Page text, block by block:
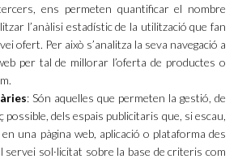
ens permeten quantificar el nombre
l’anàlisi estadístic de la utilització que fan
ofert. Per això s’analitza la seva navegació a
per tal de millorar l’oferta de productes o
: Són aquelles que permeten la gestió, de
possible, dels espais publicitaris que, si escau,
una pàgina web, aplicació o plataforma des
servei sol·licitat sobre la base de criteris com